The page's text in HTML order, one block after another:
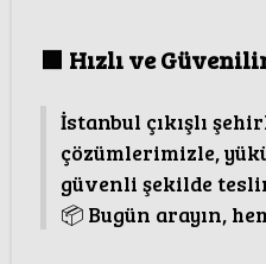
🟩 Hızlı ve
İstanbul çıkışlı
çözümlerimizle,
güvenli şekilde
📦 Bugün arayın,